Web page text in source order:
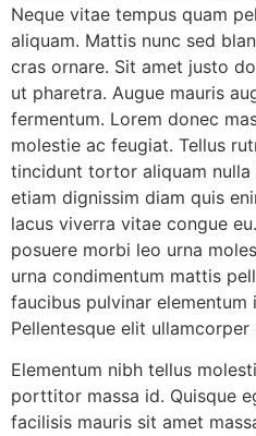
Neque vitae tempus quam
aliquam. Mattis nunc sed
cras ornare. Sit amet justo
ut pharetra. Augue mauris
fermentum. Lorem donec
molestie ac feugiat. Tellus
tincidunt tortor aliquam
etiam dignissim diam quis
lacus viverra vitae congue
posuere morbi leo urna
urna condimentum mattis
faucibus pulvinar elementum
Pellentesque elit ullamcorper
Elementum nibh tellus
porttitor massa id. Quisque
facilisis mauris sit amet